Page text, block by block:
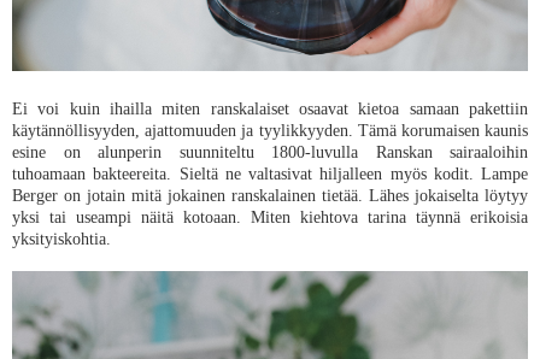
Ei voi kuin ihailla miten ranskalaiset osaavat kietoa samaan pakettiin
käytännöllisyyden, ajattomuuden ja tyylikkyyden. Tämä korumaisen kaunis
esine on alunperin suunniteltu 1800-luvulla Ranskan sairaaloihin
tuhoamaan bakteereita. Sieltä ne valtasivat hiljalleen myös kodit. Lampe
Berger on jotain mitä jokainen ranskalainen tietää. Lähes jokaiselta löytyy
yksi tai useampi näitä kotoaan. Miten kiehtova tarina täynnä erikoisia
yksityiskohtia.